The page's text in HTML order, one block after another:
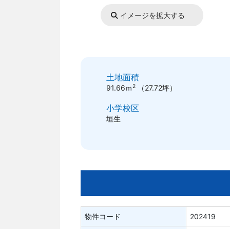
イメージを拡大する
土地面積
91.66ｍ2 （27.72坪）
小学校区
垣生
物件コード 202419